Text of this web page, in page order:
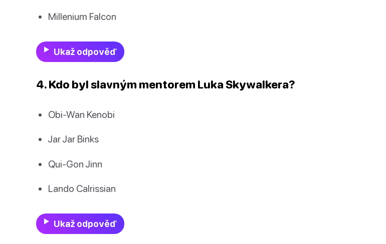
Millenium Falcon
Ukaž odpověď
4. Kdo byl slavným mentorem Luka Skywalkera?
Obi-Wan Kenobi
Jar Jar Binks
Qui-Gon Jinn
Lando Calrissian
Ukaž odpověď